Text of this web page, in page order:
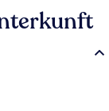
Personal. Die
U-Bahn (Cypress